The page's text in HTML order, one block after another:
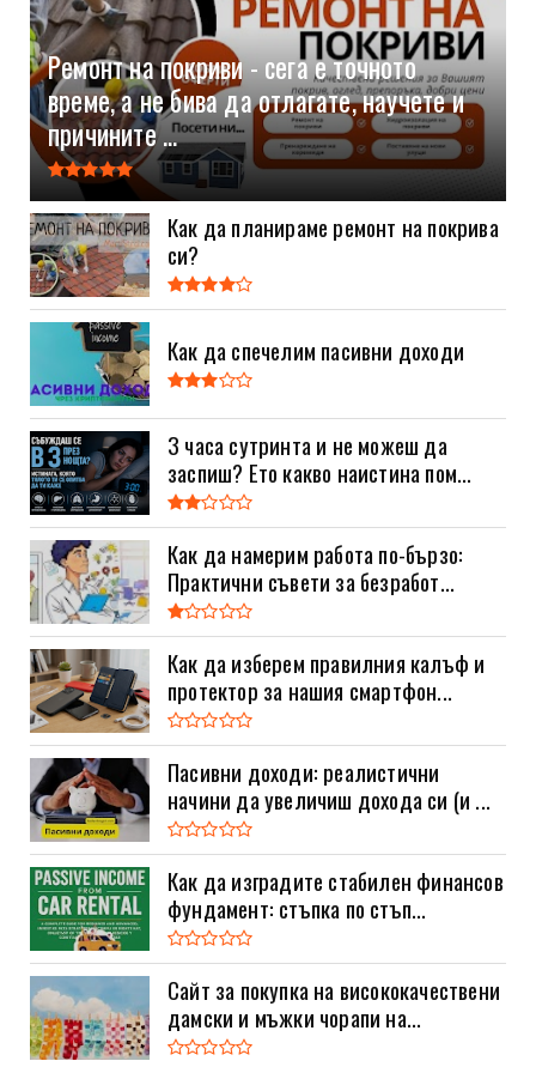
Ремонт на покриви - сега е точното
време, а не бива да отлагате, научете и
причините ...
Как да планираме ремонт на покрива
си?
Как да спечелим пасивни доходи
3 часа сутринта и не можеш да
заспиш? Ето какво наистина пом...
Как да намерим работа по-бързо:
Практични съвети за безработ...
Как да изберем правилния калъф и
протектор за нашия смартфон...
Пасивни доходи: реалистични
начини да увеличиш дохода си (и ...
Как да изградите стабилен финансов
фундамент: стъпка по стъп...
Сайт за покупка на висококачествени
дамски и мъжки чорапи на...